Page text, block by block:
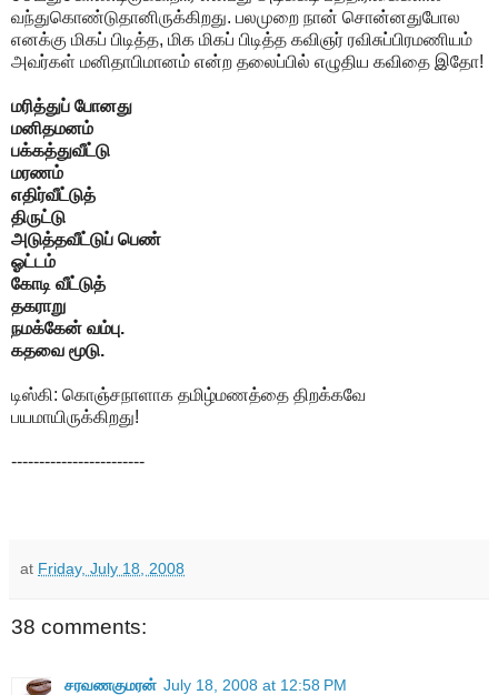
வந்துகொண்டுதானிருக்கிறது. பலமுறை நான் சொன்னதுபோல
எனக்கு மிகப் பிடித்த, மிக மிகப் பிடித்த கவிஞர் ரவிசுப்பிரமணியம்
அவர்கள் மனிதாபிமானம் என்ற தலைப்பில் எழுதிய கவிதை இதோ!
மரித்துப் போனது
மனிதமனம்
பக்கத்துவீட்டு
மரணம்
எதிர்வீட்டுத்
திருட்டு
அடுத்தவீட்டுப் பெண்
ஓட்டம்
கோடி வீட்டுத்
தகராறு
நமக்கேன் வம்பு.
கதவை மூடு.
டிஸ்கி: கொஞ்சநாளாக தமிழ்மணத்தை திறக்கவே
பயமாயிருக்கிறது!
------------------------
at Friday, July 18, 2008
38 comments:
சரவணகுமரன் July 18, 2008 at 12:58 PM